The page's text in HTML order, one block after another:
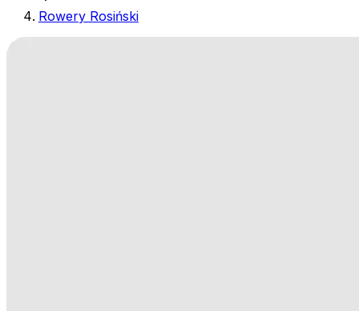
Rowery Rosiński